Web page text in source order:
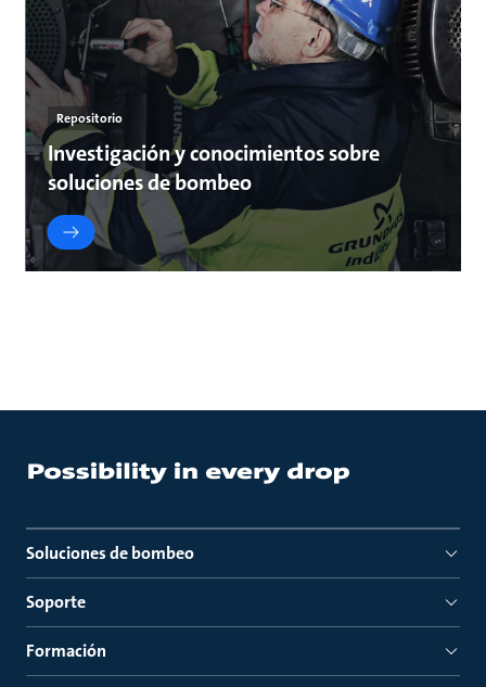
Repositorio
Investigación y conocimientos sobre
soluciones de bombeo
Soluciones de bombeo
Soporte
Formación